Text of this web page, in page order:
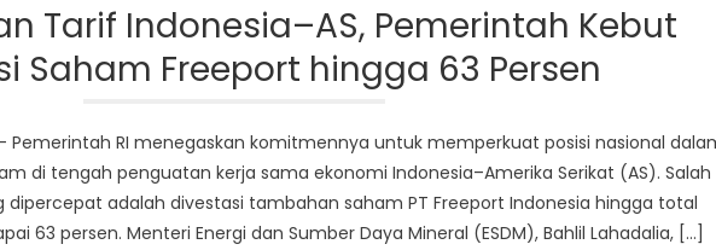
Tarif Indonesia–AS, Pemerintah Kebut
Saham Freeport hingga 63 Persen
Pemerintah RI menegaskan komitmennya untuk memperkuat posisi nasional
di tengah penguatan kerja sama ekonomi Indonesia–Amerika Serikat (AS). Salah
adalah divestasi tambahan saham PT Freeport Indonesia hingga total
63 persen. Menteri Energi dan Sumber Daya Mineral (ESDM), Bahlil Lahadalia, […]